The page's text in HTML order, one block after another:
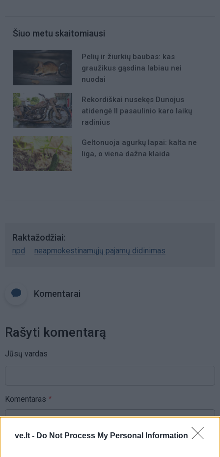
ve.lt - Do Not Process My Personal Information
Šiuo metu skaitomiausi
Pelių ir žiurkių baubas: kas
graužikus gąsdina labiau nei
nuodai
Rekordiškai nusekęs Dunojus
atidengė II pasaulinio karo laikų
radinius
Geltonuoja agurkų lapai: kalta ne
liga, o viena dažna klaida
Raktažodžiai
npd neapmokestinamųjų pajamų didinimas
Komentarai
Rašyti komentarą
Jūsų vardas
Komentaras